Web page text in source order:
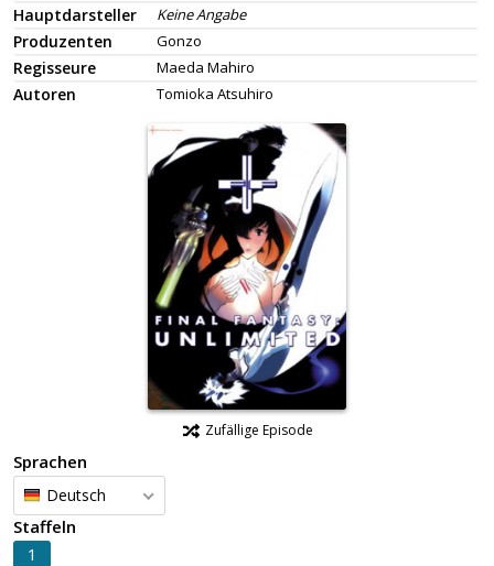
Hauptdarsteller Keine Angabe
Produzenten Gonzo
Regisseure Maeda Mahiro
Autoren Tomioka Atsuhiro
Zufällige Episode
Sprachen
Deutsch
Staffeln
1